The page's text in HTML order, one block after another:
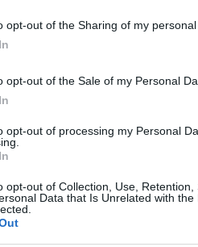
opt-out of the Sharing of my personal
opt-out of the Sale of my Personal
opt-out of processing my Personal
opt-out of Collection, Use,
Data that Is Unrelated with
18 Giugno 2024, 5:51
alla Jihad
occhi sul